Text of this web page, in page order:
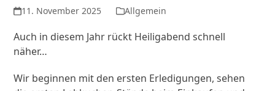
11. November 2025 Allgemein
Auch in diesem Jahr rückt Heiligabend schnell
näher…
Wir beginnen mit den ersten Erledigungen, sehen